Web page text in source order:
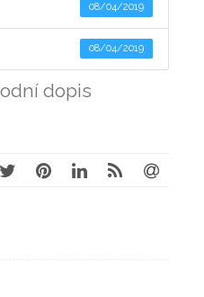
08/04/2019
08/04/2019
dopis